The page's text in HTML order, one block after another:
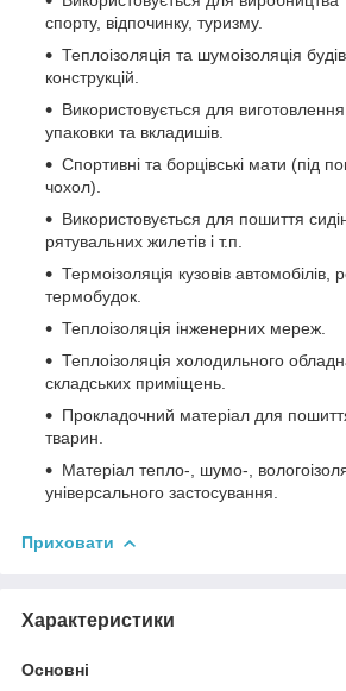
спорту, відпочинку, туризму.
Теплоізоляція та шумоізоляція
конструкцій.
Використовується для
упаковки та вкладишів.
Спортивні та борцівські мати (під
чохол).
Використовується для пошиття
рятувальних жилетів і т.п.
Термоізоляція кузовів автомобілів,
термобудок.
Теплоізоляція інженерних мереж.
Теплоізоляція холодильного
складських приміщень.
Прокладочний матеріал для
тварин.
Матеріал тепло-, шумо-,
універсального застосування.
Приховати
Характеристики
Основні